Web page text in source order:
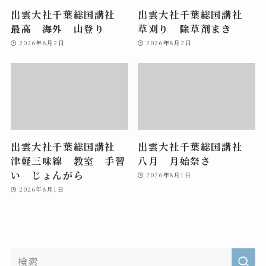
出雲大社千葉総国講社
最高 海外 山登り
2026年8月2日
出雲大社千葉総国講社
草刈り 除草剤まき
2026年8月2日
出雲大社千葉総国講社
津軽三味線 教室 手習
い じょんがら
2026年8月1日
出雲大社千葉総国講社
八月 月始祭さ
2026年8月1日